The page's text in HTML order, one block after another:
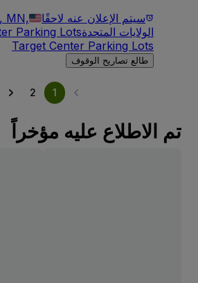
سيتم الإعلان عنه لاحقًا
MN,
الولايات المتحدةParking Lots
Target Center Parking Lots
طالع تصاريح الوقوف
1
2
تم الاطلاع عليه مؤخراً